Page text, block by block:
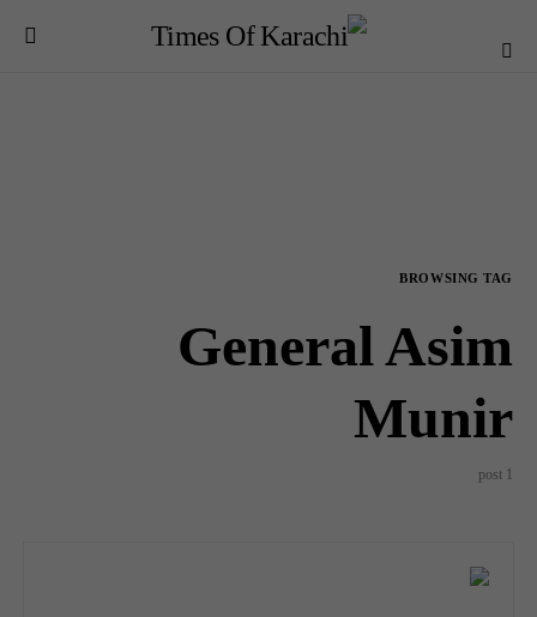
BROWSING TAG
General Asim
Munir
1 post